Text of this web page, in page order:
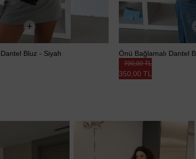
Bluz - Siyah Önü Bağlamalı Dantel
350,00 TL
700,00 TL